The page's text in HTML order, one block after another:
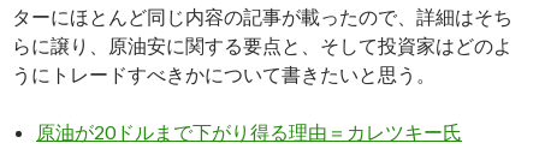
ターにほとんど同じ内容の記事が載ったので、詳細はそち
らに譲り、原油安に関する要点と、そして投資家はどのよ
うにトレードすべきかについて書きたいと思う。
原油が20ドルまで下がり得る理由＝カレツキー氏